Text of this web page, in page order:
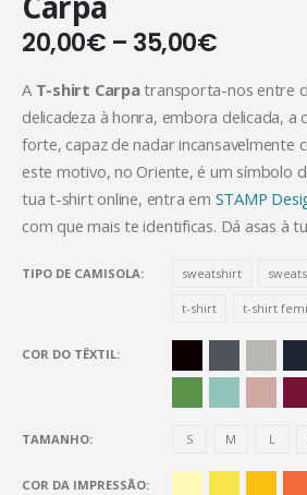
20,00€ – 35,00€
A T-shirt Carpatransporta-nos entre
delicadeza à honra, embora delicada, a
forte, capaz de nadar incansavelmente
este motivo, no Oriente, é um símbolo
tua t-shirt online, entra em STAMP
com que mais te identificas. Dá asas à
TIPO DE CAMISOLA sweatshirt
t-shirt t-shirt
COR DO TÊXTIL
TAMANHO S M L
COR DA IMPRESSÃO